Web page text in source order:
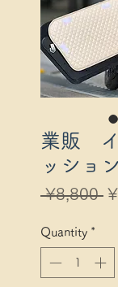
業販 イ
ッション
¥8,800
Quantity *